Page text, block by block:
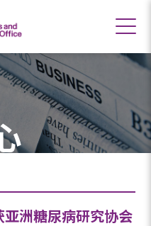
洲糖尿病研究协会